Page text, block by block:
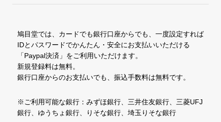
鳩目堂では、カードでも銀行口座からでも、一度設定すれば
IDとパスワードでかんたん・安全にお支払いいただける
「Paypal決済」をご利用いただけます。
新規登録料は無料。
銀行口座からのお支払いでも、振込手数料は無料です。
※ご利用可能な銀行：みずほ銀行、三井住友銀行、三菱UFJ
銀行、ゆうちょ銀行、りそな銀行、埼玉りそな銀行